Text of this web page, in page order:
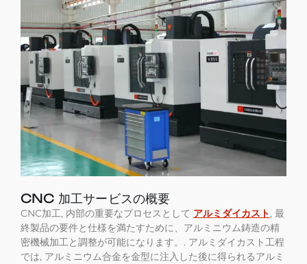
CNC 加工サービスの概要
CNC加工, 内部の重要なプロセスとして アルミダイカスト, 最
終製品の要件と仕様を満たすために、アルミニウム鋳造の精
密機械加工と調整が可能になります。. アルミダイカスト工程
では, アルミニウム合金を金型に注入した後に得られるアルミ